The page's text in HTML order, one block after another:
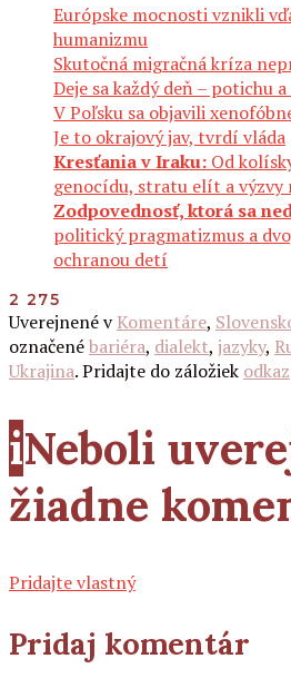
Európske mocnosti vznikli
humanizmu
Skutočná migračná kríza
Deje sa každý deň – potichu
V Poľsku sa objavili
Je to okrajový jav, tvrdí vláda
Kresťania v Iraku: Od
genocídu, stratu elít a výzvy
Zodpovednosť, ktorá sa
politický pragmatizmus a
ochranou detí
2 275
Uverejnené vKomentáre,
označenébariéra, dialekt, jazyky,
Ukrajina. Pridajte do záložiek odkaz
iNeboli
žiadne
Pridajte vlastný
Pridaj komentár